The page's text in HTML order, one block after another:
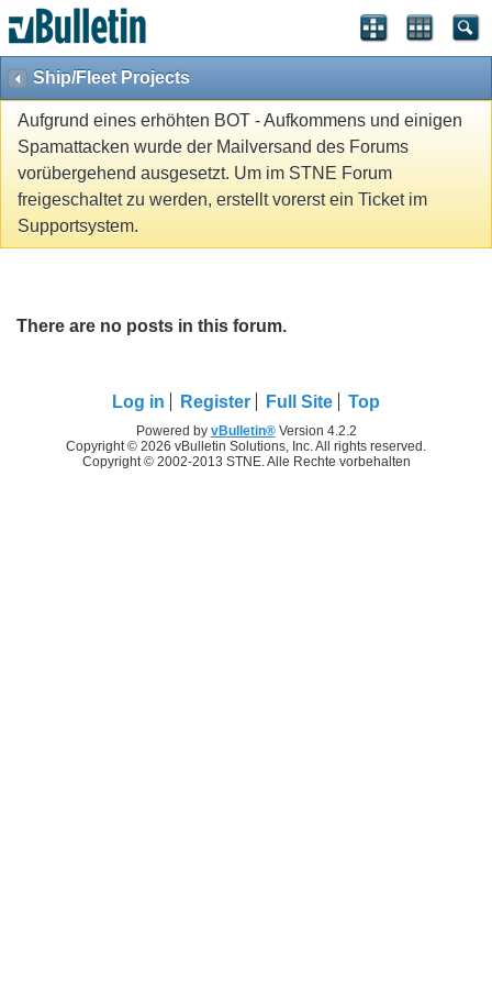
Ship/Fleet Projects
Aufgrund eines erhöhten BOT - Aufkommens und einigen
Spamattacken wurde der Mailversand des Forums
vorübergehend ausgesetzt. Um im STNE Forum
freigeschaltet zu werden, erstellt vorerst ein Ticket im
Supportsystem.
There are no posts in this forum.
Log in Register Full Site Top
Powered by vBulletin®Version 4.2.2
Copyright © 2026 vBulletin Solutions, Inc. All rights reserved.
Copyright © 2002-2013 STNE. Alle Rechte vorbehalten